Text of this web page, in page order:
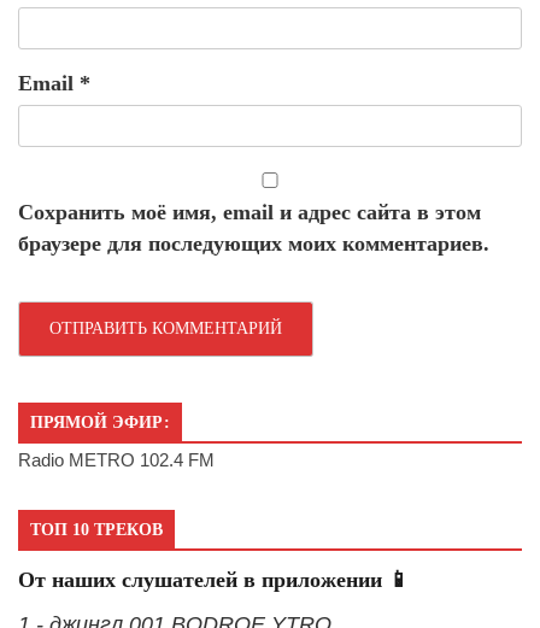
Email *
Сохранить моё имя, email и адрес сайта в этом
браузере для последующих моих комментариев.
ПРЯМОЙ ЭФИР:
Radio METRO 102.4 FM
ТОП 10 ТРЕКОВ
От наших слушателей в приложении 📱